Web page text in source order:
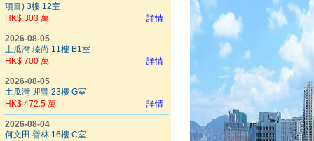
項目) 3樓 12室
HK$ 303 萬
詳情
2026-08-05
土瓜灣 瑧尚 11樓 B1室
HK$ 700 萬
詳情
2026-08-05
土瓜灣 迎豐 23樓 G室
HK$ 472.5 萬
詳情
2026-08-04
何文田 譽林 16樓 C室